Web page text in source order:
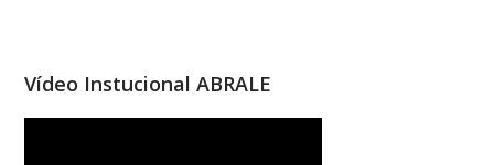
Vídeo Instucional ABRALE